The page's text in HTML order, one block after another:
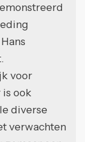
voor
ook
diverse
verwachten